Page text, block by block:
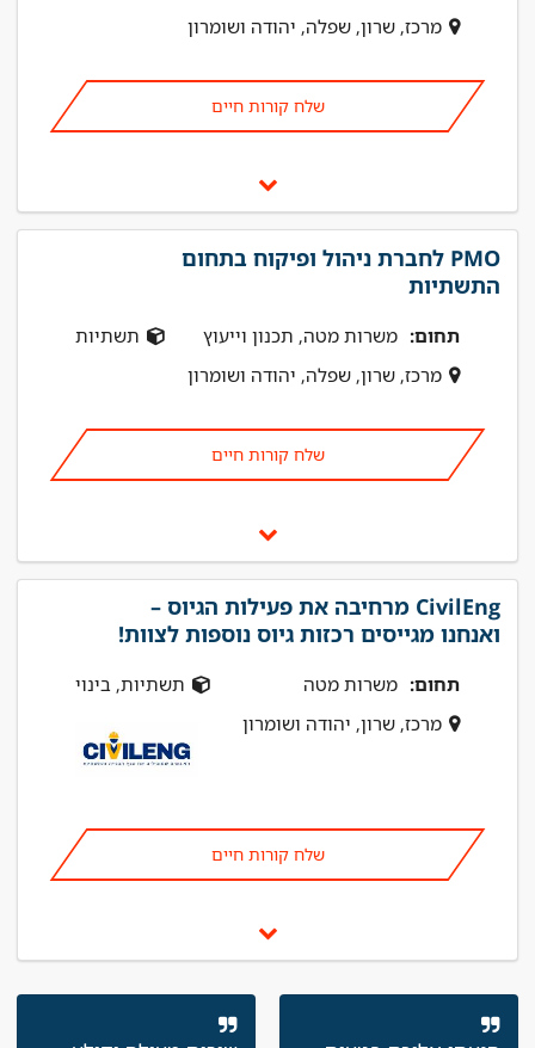
מרכז, שרון, שפלה, יהודה ושומרון
שלח קורות חיים
PMO לחברת ניהול ופיקוח בתחום
התשתיות
תחום: משרות מטה, תכנון וייעוץ
תשתיות
מרכז, שרון, שפלה, יהודה ושומרון
שלח קורות חיים
CivilEng מרחיבה את פעילות הגיוס –
ואנחנו מגייסים רכזות גיוס נוספות לצוות!
תחום: משרות מטה
תשתיות, בינוי
מרכז, שרון, יהודה ושומרון
שלח קורות חיים